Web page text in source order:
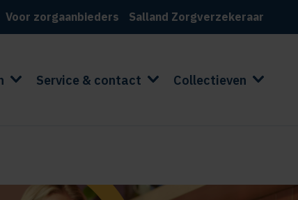
Voor zorgaanbieders Salland Zorgverzekeraar
Service & contact Collectieven